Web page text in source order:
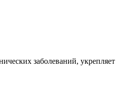
заболеваний,